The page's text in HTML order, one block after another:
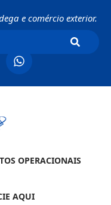
e comércio exterior.
OPERACIONAIS
AQUI